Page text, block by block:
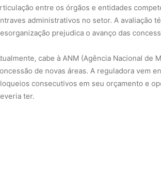
consecutivos em seu orçamento e
ter.